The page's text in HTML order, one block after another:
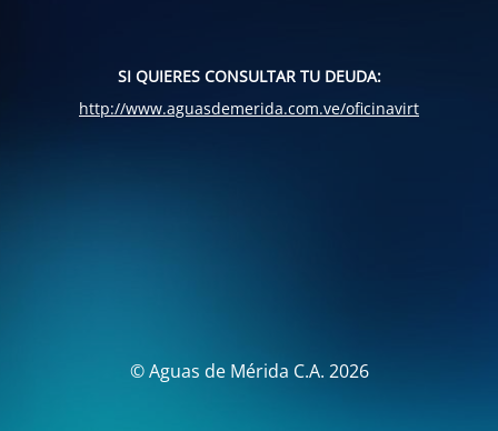
SI QUIERES CONSULTAR TU DEUDA:
http://www.aguasdemerida.com.ve/oficinavirt
© Aguas de Mérida C.A. 2026